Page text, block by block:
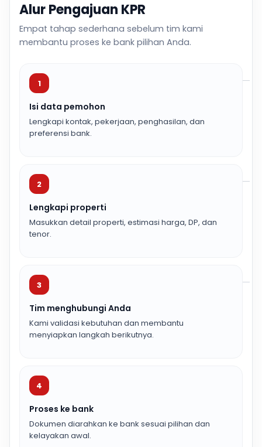
Alur Pengajuan KPR
Empat tahap sederhana sebelum tim kami
membantu proses ke bank pilihan Anda.
1
Isi data pemohon
Lengkapi kontak, pekerjaan, penghasilan, dan
preferensi bank.
2
Lengkapi properti
Masukkan detail properti, estimasi harga, DP, dan
tenor.
3
Tim menghubungi Anda
Kami validasi kebutuhan dan membantu
menyiapkan langkah berikutnya.
4
Proses ke bank
Dokumen diarahkan ke bank sesuai pilihan dan
kelayakan awal.